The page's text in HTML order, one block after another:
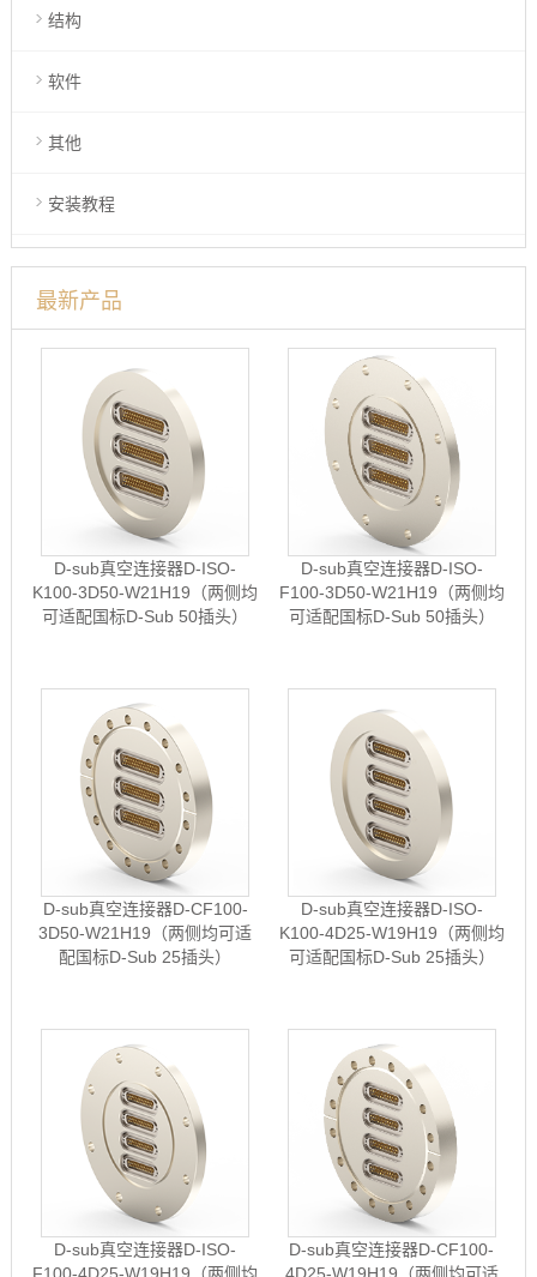
结构
软件
其他
安装教程
最新产品
D-sub真空连接器D-ISO-
K100-3D50-W21H19（两侧均
可适配国标D-Sub 50插头）
D-sub真空连接器D-ISO-
F100-3D50-W21H19（两侧均
可适配国标D-Sub 50插头）
D-sub真空连接器D-CF100-
3D50-W21H19（两侧均可适
配国标D-Sub 25插头）
D-sub真空连接器D-ISO-
K100-4D25-W19H19（两侧均
可适配国标D-Sub 25插头）
D-sub真空连接器D-ISO-
D-sub真空连接器D-CF100-